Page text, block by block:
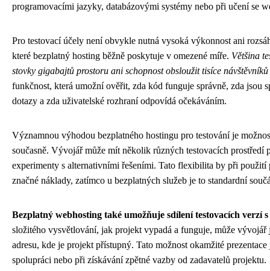
programovacími jazyky, databázovými systémy nebo při učení se
Pro testovací účely není obvykle nutná vysoká výkonnost ani
které bezplatný hosting běžně poskytuje v omezené míře. Většina
stovky gigabajtů prostoru ani schopnost obsloužit tisíce návštěvníků
funkčnost, která umožní ověřit, zda kód funguje správně, zda jsou
dotazy a zda uživatelské rozhraní odpovídá očekáváním.
Významnou výhodou bezplatného hostingu pro testování je
současně. Vývojář může mít několik různých testovacích prostředí
experimenty s alternativními řešeními. Tato flexibilita by při použití
značné náklady, zatímco u bezplatných služeb je to standardní
Bezplatný webhosting také umožňuje sdílení testovacích verzí
složitého vysvětlování, jak projekt vypadá a funguje, může
adresu, kde je projekt přístupný. Tato možnost okamžité
spolupráci nebo při získávání zpětné vazby od zadavatelů projektu.